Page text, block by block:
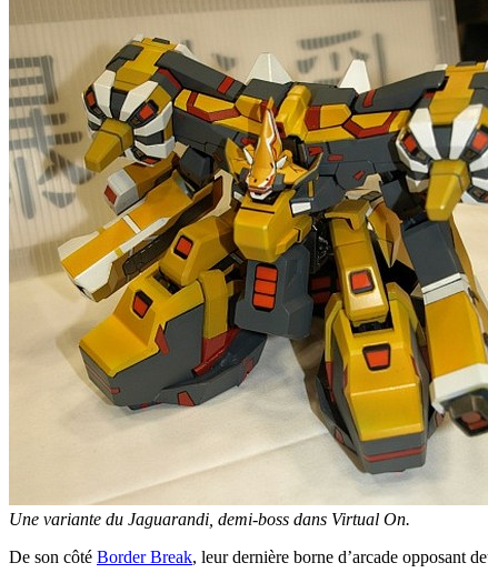
Une variante du Jaguarandi, demi-boss dans Virtual On.
De son côté Border Break, leur dernière borne d’arcade opposant